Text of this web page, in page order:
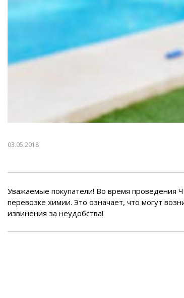
03.05.2018
Уважаемые покупатели! Во время проведения
перевозке химии. Это означает, что могут
извинения за неудобства!